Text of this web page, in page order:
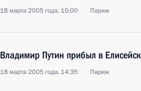
18 марта 2005 года, 15:00 Париж
Владимир Путин прибыл в
18 марта 2005 года, 14:35 Париж